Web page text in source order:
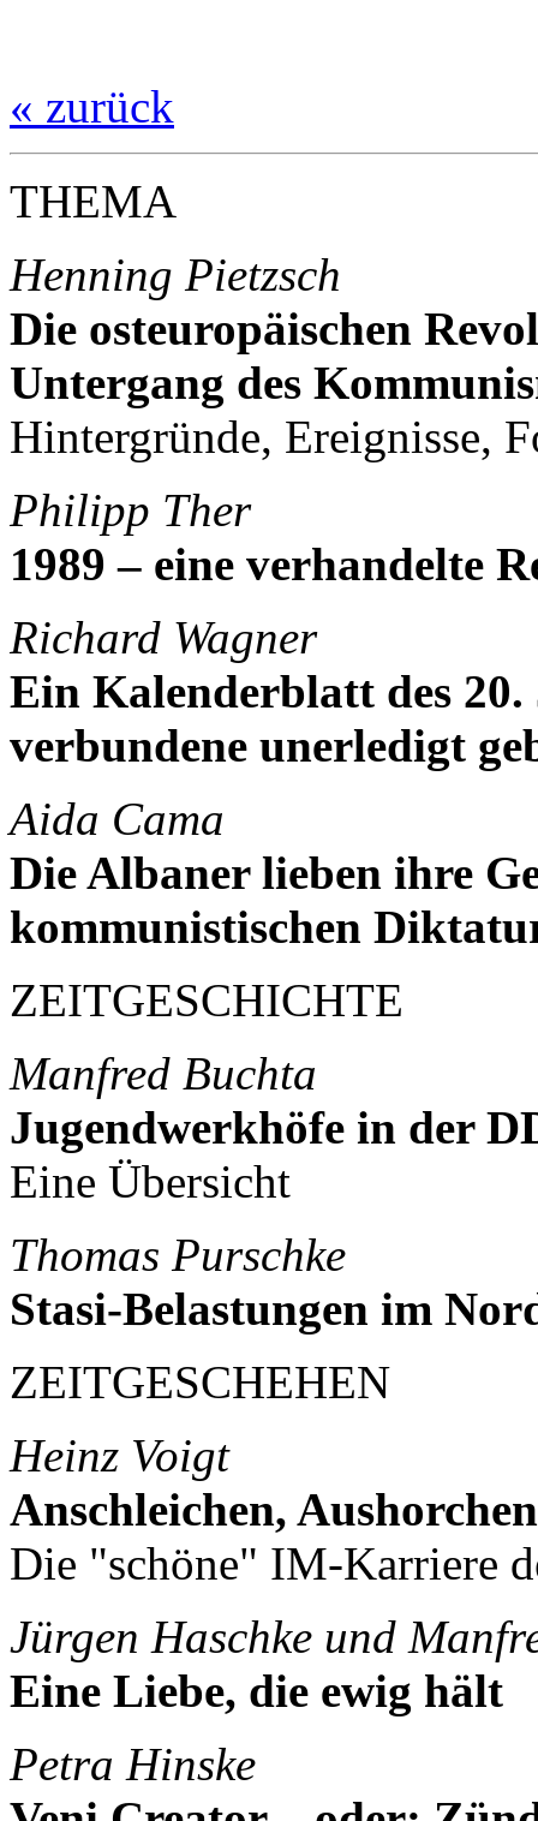
« zurück
THEMA
Henning Pietzsch
Die osteuropäischen
Untergang des
Hintergründe, Ereignisse,
Philipp Ther
1989 – eine verhandelte
Richard Wagner
Ein Kalenderblatt des
verbundene unerledigt
Aida Cama
Die Albaner lieben ihre
kommunistischen
ZEITGESCHICHTE
Manfred Buchta
Jugendwerkhöfe in der
Eine Übersicht
Thomas Purschke
Stasi-Belastungen im
ZEITGESCHEHEN
Heinz Voigt
Anschleichen,
Die "schöne" IM-Karriere
Jürgen Haschke und
Eine Liebe, die ewig hält
Petra Hinske